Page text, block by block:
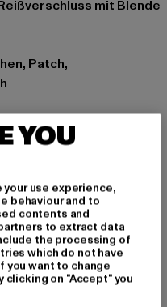
mit Blende
Patch,
Baumwolle
|info@tbint.de
Ober-Ramstadt |
YOU
use experience,
behaviour and to
contents and
to extract data
the processing of
which do not have
you want to change
clicking on "Accept" you